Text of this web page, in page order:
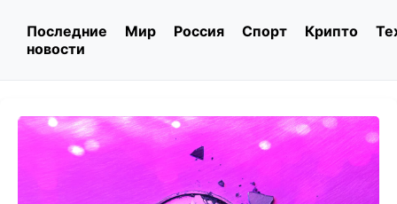
Последние
новости
Мир Россия Спорт Крипто